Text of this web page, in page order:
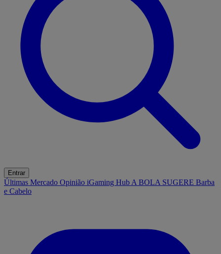
Entrar
Últimas Mercado Opinião iGaming Hub A BOLA SUGERE Barba
e Cabelo